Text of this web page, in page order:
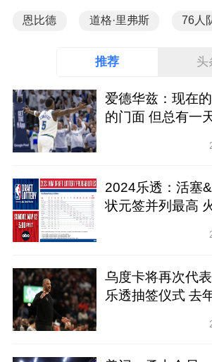
恩比德 道格·里弗斯 76人
推荐 头
爱德华兹：现在
的门面 但总有一
2024乐透：活塞
状元签并列最高
乌度卡将再次代
乐透抽签仪式 去